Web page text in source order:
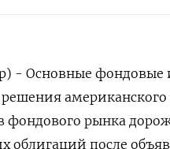
- Основные фондовые
фондового рынка
облигаций после